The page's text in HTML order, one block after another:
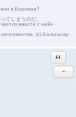
в Берлине?
てしまうのだ。
вместе с ней»
(с) Бальтасар
−